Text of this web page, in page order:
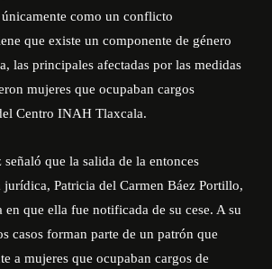
como un conflicto
que existe un componente de género
las principales afectadas por las medidas
mujeres que ocupaban cargos
Centro INAH Tlaxcala.
señaló que la salida de la entonces
jurídica, Patricia del Carmen Báez Portillo,
que ella fue notificada de su cese. A su
casos forman parte de un patrón que
a mujeres que ocupaban cargos de